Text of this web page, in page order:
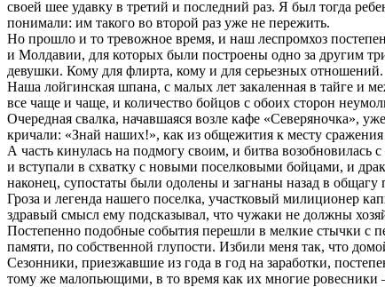
своей шее удавку в третий и последний раз. Я был тогда
понимали: им такого во второй раз уже не пережить.
Но прошло и то тревожное время, и наш леспромхоз
и Молдавии, для которых были построены одно за другим
девушки. Кому для флирта, кому и для серьезных отношений.
Наша лойгинская шпана, с малых лет закаленная в тайге и
все чаще и чаще, и количество бойцов с обоих сторон
Очередная свалка, начавшаяся возле кафе «Северяночка»,
кричали: «Знай наших!», как из общежития к месту
А часть кинулась на подмогу своим, и битва
и вступали в схватку с новыми поселковыми бойцами, и
наконец, супостаты были одолены и загнаны назад в
Гроза и легенда нашего поселка, участковый милиционер
здравый смысл ему подсказывал, что чужаки не должны
Постепенно подобные события перешли в мелкие стычки с
памяти, по собственной глупости. Избили меня так, что
Сезонники, приезжавшие из года в год на заработки,
тому же малопьющими, в то время как их многие ровесники